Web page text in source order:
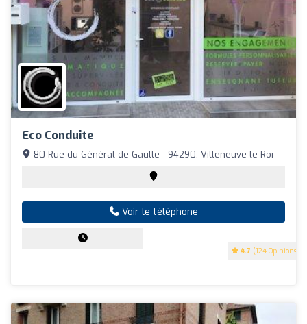
Eco Conduite
4.7 (124 Opinions)
80 Rue du Général de Gaulle - 94290, Villeneuve-le-Roi
Voir le téléphone